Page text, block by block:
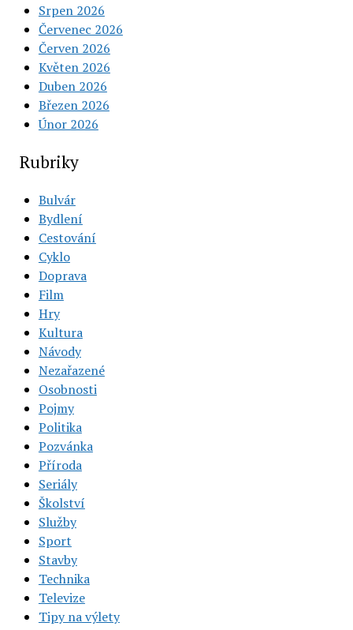
Srpen 2026
Červenec 2026
Červen 2026
Květen 2026
Duben 2026
Březen 2026
Únor 2026
Rubriky
Bulvár
Bydlení
Cestování
Cyklo
Doprava
Film
Hry
Kultura
Návody
Nezařazené
Osobnosti
Pojmy
Politika
Pozvánka
Příroda
Seriály
Školství
Služby
Sport
Stavby
Technika
Televize
Tipy na výlety